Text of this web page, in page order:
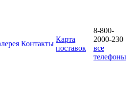
Контакты
Карта
поставок
8-800-
2000-230
все
телефоны